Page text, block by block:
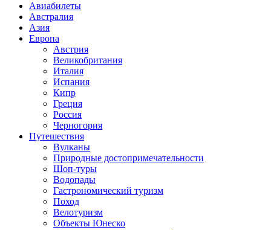
Авиабилеты
Австралия
Азия
Европа
Австрия
Великобритания
Италия
Испания
Кипр
Греция
Россия
Черногория
Путешествия
Вулканы
Природные достопримечательности
Шоп-туры
Водопады
Гастрономический туризм
Поход
Велотуризм
Объекты Юнеско